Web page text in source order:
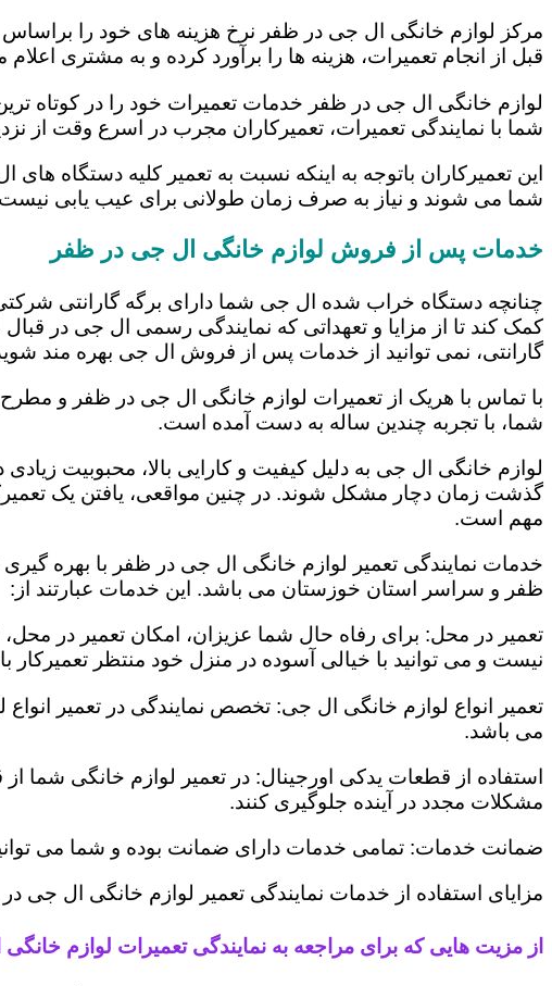
مرکز لوازم خانگی ال جی در ظفر نرخ هزینه های خود را براساس
قبل از انجام تعمیرات، هزینه ها را برآورد کرده و به مشتری
لوازم خانگی ال جی در ظفر خدمات تعمیرات خود را در کوتاه
شما با نمایندگی تعمیرات، تعمیرکاران مجرب در اسرع وقت
این تعمیرکاران باتوجه به اینکه نسبت به تعمیر کلیه دستگاه
شما می شوند و نیاز به صرف زمان طولانی برای عیب یابی
خدمات پس از فروش لوازم خانگی ال جی در ظفر
چنانچه دستگاه خراب شده ال جی شما دارای برگه گارانتی
کمک کند تا از مزایا و تعهداتی که نمایندگی رسمی ال جی در قبال
گارانتی، نمی توانید از خدمات پس از فروش ال جی بهره مند
با تماس با هریک از تعمیرات لوازم خانگی ال جی در ظفر و مطرح
شما، با تجربه چندین ساله به دست آمده است.
لوازم خانگی ال جی به دلیل کیفیت و کارایی بالا، محبوبیت زیادی
گذشت زمان دچار مشکل شوند. در چنین مواقعی، یافتن یک
مهم است.
خدمات نمایندگی تعمیر لوازم خانگی ال جی در ظفر با بهره
ظفر و سراسر استان خوزستان می باشد. این خدمات عبارتند از:
تعمیر در محل: برای رفاه حال شما عزیزان، امکان تعمیر در
نیست و می توانید با خیالی آسوده در منزل خود منتظر تعمیرکار
تعمیر انواع لوازم خانگی ال جی: تخصص نمایندگی در تعمیر
می باشد.
استفاده از قطعات یدکی اورجینال: در تعمیر لوازم خانگی شما
مشکلات مجدد در آینده جلوگیری کنند.
ضمانت خدمات: تمامی خدمات دارای ضمانت بوده و شما می
مزایای استفاده از خدمات نمایندگی تعمیر لوازم خانگی ال جی
از مزیت هایی که برای مراجعه به نمایندگی تعمیرات لوازم